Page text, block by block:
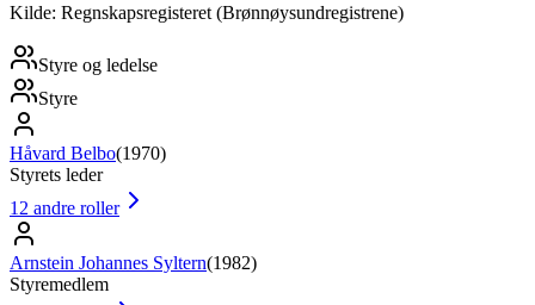
Kilde: Regnskapsregisteret (Brønnøysundregistrene)
Styre og ledelse
Styre
Håvard Belbo(1970)
Styrets leder
12 andre roller
Arnstein Johannes Syltern(1982)
Styremedlem